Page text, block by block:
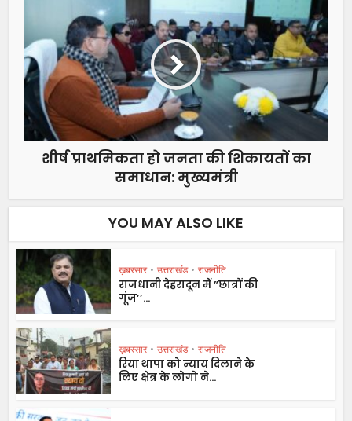
शीर्ष प्राथमिकता हो जनता की शिकायतों का
समाधान: मुख्यमंत्री
YOU MAY ALSO LIKE
ख़बरसार • उत्तराखंड • राजनीति
राजधानी देहरादून में ”छात्रों की
गूंज’’...
ख़बरसार • उत्तराखंड • राजनीति
रिया थापा को न्याय दिलाने के
लिए क्षेत्र के लोगो ने...